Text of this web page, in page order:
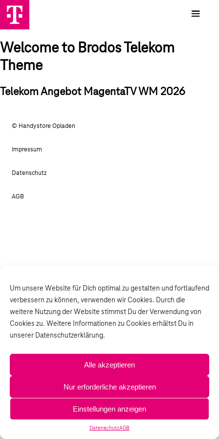
Um unsere Website für Dich optimal zu gestalten und fortlaufend
verbessern zu können, verwenden wir Cookies. Durch die
weitere Nutzung der Website stimmst Du der Verwendung von
Cookies zu. Weitere Informationen zu Cookies erhältst Du in
unserer Datenschutzerklärung.
Alle akzeptieren
Nur erforderliche akzeptieren
Einstellungen anzeigen
DatenschutzAGB
Welcome to Brodos Telekom
Theme
Telekom Angebot MagentaTV WM 2026
© Handystore Opladen
Impressum
Datenschutz
AGB